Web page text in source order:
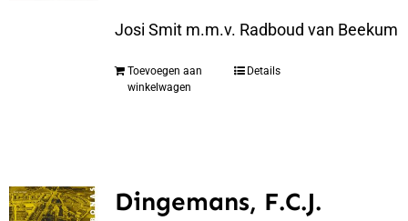
Josi Smit m.m.v. Radboud van Beekum
Toevoegen aan
winkelwagen
Details
Dingemans, F.C.J.